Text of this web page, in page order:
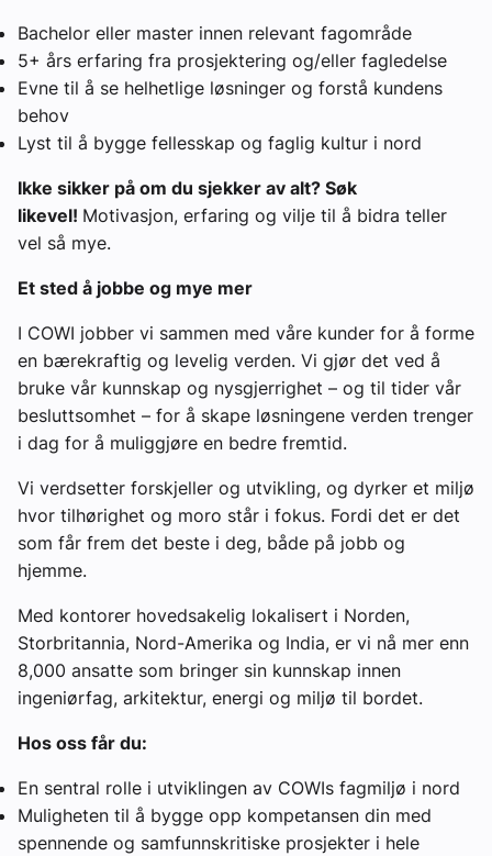
Bachelor eller master innen relevant fagområde
5+ års erfaring fra prosjektering og/eller fagledelse
Evne til å se helhetlige løsninger og forstå kundens
behov
Lyst til å bygge fellesskap og faglig kultur i nord
Ikke sikker på om du sjekker av alt? Søk
likevel! Motivasjon, erfaring og vilje til å bidra teller
vel så mye.
Et sted å jobbe og mye mer
I COWI jobber vi sammen med våre kunder for å forme
en bærekraftig og levelig verden. Vi gjør det ved å
bruke vår kunnskap og nysgjerrighet – og til tider vår
besluttsomhet – for å skape løsningene verden trenger
i dag for å muliggjøre en bedre fremtid.
Vi verdsetter forskjeller og utvikling, og dyrker et miljø
hvor tilhørighet og moro står i fokus. Fordi det er det
som får frem det beste i deg, både på jobb og
hjemme.
Med kontorer hovedsakelig lokalisert i Norden,
Storbritannia, Nord-Amerika og India, er vi nå mer enn
8,000 ansatte som bringer sin kunnskap innen
ingeniørfag, arkitektur, energi og miljø til bordet.
Hos oss får du:
En sentral rolle i utviklingen av COWIs fagmiljø i nord
Muligheten til å bygge opp kompetansen din med
spennende og samfunnskritiske prosjekter i hele